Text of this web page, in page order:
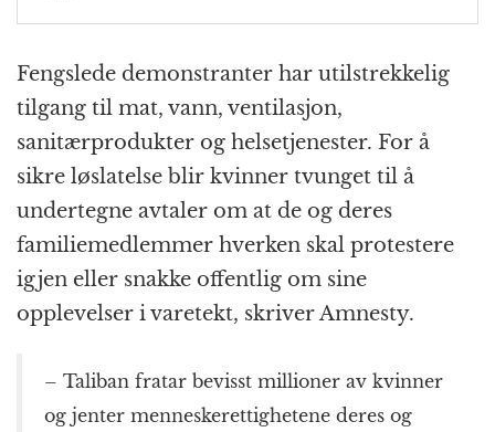
Fengslede demonstranter har utilstrekkelig
tilgang til mat, vann, ventilasjon,
sanitærprodukter og helsetjenester. For å
sikre løslatelse blir kvinner tvunget til å
undertegne avtaler om at de og deres
familiemedlemmer hverken skal protestere
igjen eller snakke offentlig om sine
opplevelser i varetekt, skriver Amnesty.
– Taliban fratar bevisst millioner av kvinner
og jenter menneskerettighetene deres og